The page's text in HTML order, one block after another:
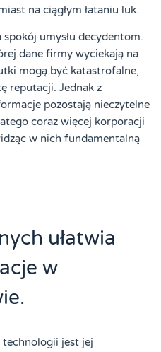
na ciągłym łataniu luk.
umysłu decydentom.
dane firmy wyciekają na
mogą być katastrofalne,
reputacji. Jednak z
pozostają nieczytelne
coraz więcej korporacji
w nich fundamentalną
ułatwia
w
technologii jest jej